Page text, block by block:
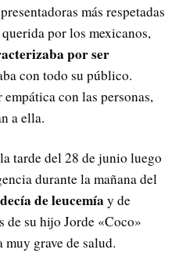
más respetadas
por los mexicanos,
por ser
con todo su público.
con las personas,
a ella.
tarde del 28 de junio luego
durante la mañana del
de leucemía y de
de su hijo Jorde «Coco»
grave de salud.